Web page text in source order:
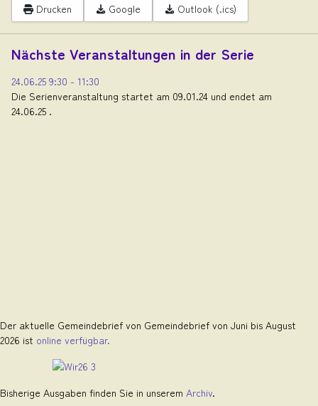
Drucken Google Outlook (.ics)
Nächste Veranstaltungen in der Serie
24.06.25 9:30 - 11:30
Die Serienveranstaltung startet am 09.01.24 und endet am
24.06.25 .
Der aktuelle Gemeindebrief von Gemeindebrief von Juni bis August
2026 ist online verfügbar.
Bisherige Ausgaben finden Sie in unserem Archiv.